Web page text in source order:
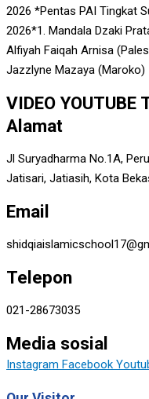
2026 *Pentas PAI Tingkat
2026*1. Mandala Dzaki
Alfiyah Faiqah Arnisa
Jazzlyne Mazaya (Maroko)
VIDEO YOUTUBE
Alamat
Jl Suryadharma No.1A,
Jatisari, Jatiasih, Kota
Email
Telepon
021-28673035
Media sosial
Instagram Facebook